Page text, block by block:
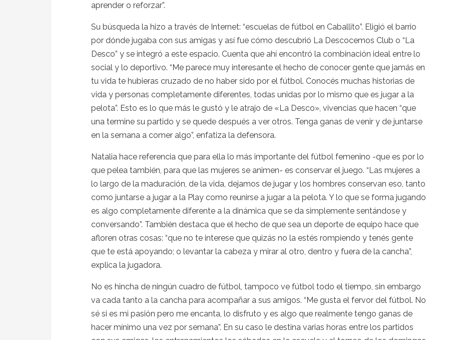
aprender o reforzar”.
Su búsqueda la hizo a través de Internet: “escuelas de fútbol en Caballito”. Eligió el barrio
por dónde jugaba con sus amigas y así fue cómo descubrió La Descocemos Club o “La
Desco” y se integró a este espacio. Cuenta que ahí encontró la combinación ideal entre lo
social y lo deportivo. “Me parece muy interesante el hecho de conocer gente que jamás en
tu vida te hubieras cruzado de no haber sido por el fútbol. Conocés muchas historias de
vida y personas completamente diferentes, todas unidas por lo mismo que es jugar a la
pelota”. Esto es lo que más le gustó y le atrajo de «La Desco», vivencias que hacen “que
una termine su partido y se quede después a ver otros. Tenga ganas de venir y de juntarse
en la semana a comer algo”, enfatiza la defensora.
Natalia hace referencia que para ella lo más importante del fútbol femenino -que es por lo
que pelea también, para que las mujeres se animen- es conservar el juego. “Las mujeres a
lo largo de la maduración, de la vida, dejamos de jugar y los hombres conservan eso, tanto
como juntarse a jugar a la Play como reunirse a jugar a la pelota. Y lo que se forma jugando
es algo completamente diferente a la dinámica que se da simplemente sentándose y
conversando”. También destaca que el hecho de que sea un deporte de equipo hace que
afloren otras cosas: “que no te interese que quizás no la estés rompiendo y tenés gente
que te está apoyando; o levantar la cabeza y mirar al otro, dentro y fuera de la cancha”,
explica la jugadora.
No es hincha de ningún cuadro de fútbol, tampoco ve fútbol todo el tiempo, sin embargo
va cada tanto a la cancha para acompañar a sus amigos. “Me gusta el fervor del fútbol. No
sé si es mi pasión pero me encanta, lo disfruto y es algo que realmente tengo ganas de
hacer mínimo una vez por semana”. En su caso le destina varias horas entre los partidos